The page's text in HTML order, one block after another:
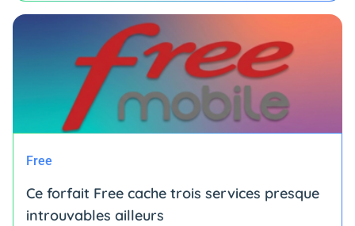
Free
Ce forfait Free cache trois services presque
introuvables ailleurs